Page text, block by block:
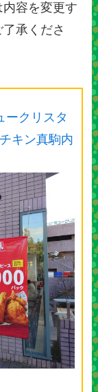
容を変更す
承くださ
ークリスタ
キン真駒内